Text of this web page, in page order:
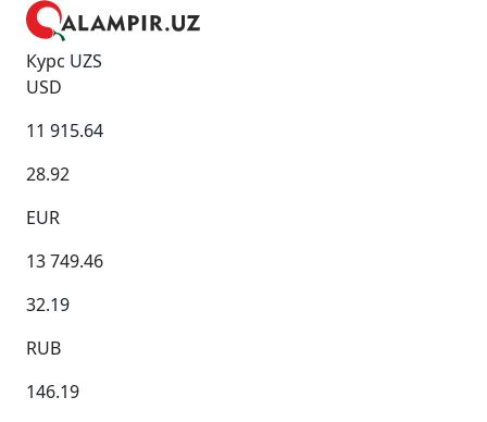
Курс UZS
USD
11 915.64
28.92
EUR
13 749.46
32.19
RUB
146.19